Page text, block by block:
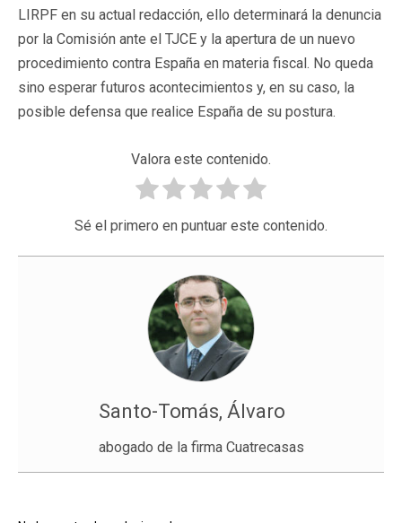
LIRPF en su actual redacción, ello determinará la denuncia
por la Comisión ante el TJCE y la apertura de un nuevo
procedimiento contra España en materia fiscal. No queda
sino esperar futuros acontecimientos y, en su caso, la
posible defensa que realice España de su postura.
Valora este contenido.
Sé el primero en puntuar este contenido.
Santo-Tomás, Álvaro
abogado de la firma Cuatrecasas